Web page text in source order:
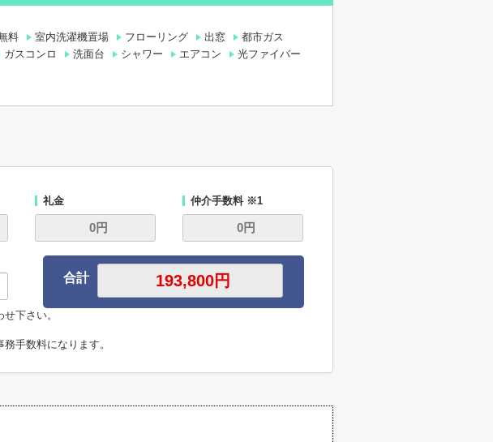
料 室内洗濯機置場 フローリング 出窓
都市ガス
ガスコンロ 洗面台 シャワー エアコン
光ファイバー
礼金 仲介手数料 ※1
合計
下さい。
手数料になります。